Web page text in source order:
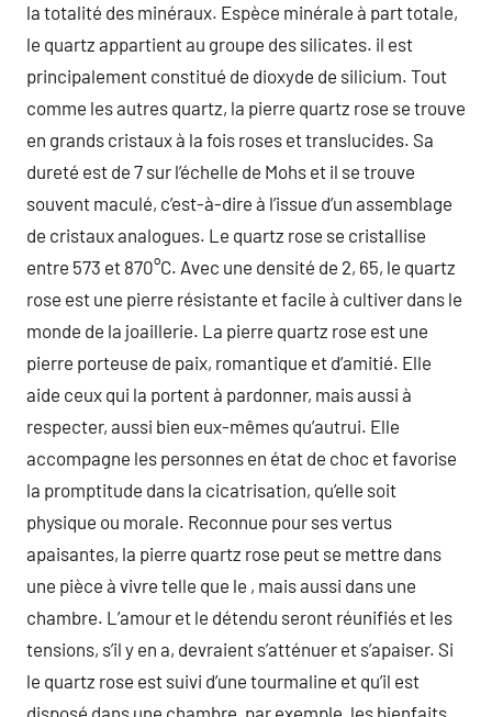
la totalité des minéraux. Espèce minérale à part totale,
le quartz appartient au groupe des silicates. il est
principalement constitué de dioxyde de silicium. Tout
comme les autres quartz, la pierre quartz rose se trouve
en grands cristaux à la fois roses et translucides. Sa
dureté est de 7 sur l’échelle de Mohs et il se trouve
souvent maculé, c’est-à-dire à l’issue d’un assemblage
de cristaux analogues. Le quartz rose se cristallise
entre 573 et 870°C. Avec une densité de 2, 65, le quartz
rose est une pierre résistante et facile à cultiver dans le
monde de la joaillerie. La pierre quartz rose est une
pierre porteuse de paix, romantique et d’amitié. Elle
aide ceux qui la portent à pardonner, mais aussi à
respecter, aussi bien eux-mêmes qu’autrui. Elle
accompagne les personnes en état de choc et favorise
la promptitude dans la cicatrisation, qu’elle soit
physique ou morale. Reconnue pour ses vertus
apaisantes, la pierre quartz rose peut se mettre dans
une pièce à vivre telle que le , mais aussi dans une
chambre. L’amour et le détendu seront réunifiés et les
tensions, s’il y en a, devraient s’atténuer et s’apaiser. Si
le quartz rose est suivi d’une tourmaline et qu’il est
disposé dans une chambre, par exemple, les bienfaits